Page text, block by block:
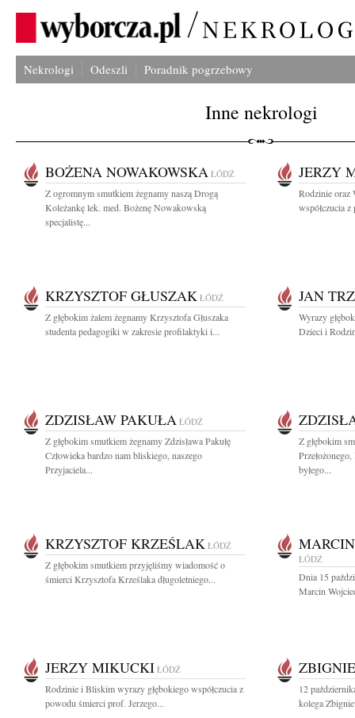
Nekrologi Odeszli Poradnik pogrzebowy
Inne nekrologi
BOŻENA NOWAKOWSKA ŁÓDŹ
Z ogromnym smutkiem żegnamy naszą Drogą
Koleżankę lek. med. Bożenę Nowakowską
specjalistę...
JERZY
Rodzinie oraz
współczucia
KRZYSZTOF GŁUSZAK ŁÓDŹ
Z głębokim żalem żegnamy Krzysztofa Głuszaka
studenta pedagogiki w zakresie profilaktyki i...
JAN
Wyrazy
Dzieci i
ZDZISŁAW PAKUŁA ŁÓDŹ
Z głębokim smutkiem żegnamy Zdzisława Pakułę
Człowieka bardzo nam bliskiego, naszego
Przyjaciela...
Z głębokim
byłego...
KRZYSZTOF KRZEŚLAK ŁÓDŹ
Z głębokim smutkiem przyjęliśmy wiadomość o
śmierci Krzysztofa Krześlaka długoletniego...
ŁÓDŹ
Dnia 15
Marcin
JERZY MIKUCKI ŁÓDŹ
Rodzinie i Bliskim wyrazy głębokiego współczucia z
powodu śmierci prof. Jerzego...
12
kolega